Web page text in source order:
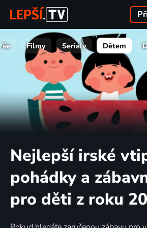
Filmy Seriály Dětem
Nejlepší irské
pohádky a
pro děti z roku